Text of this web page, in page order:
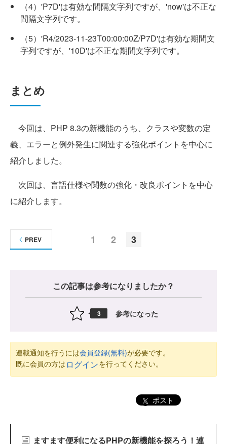
（4）'P7D'は有効な間隔文字列ですが、'now'は不正な
間隔文字列です。
（5）'R4/2023-11-23T00:00:00Z/P7D'は有効な期間文
字列ですが、'10D'は不正な期間文字列です。
まとめ
今回は、PHP 8.3の新機能のうち、クラスや変数の定
義、エラーと例外発生に関連する強化ポイントを中心に
紹介しました。
次回は、言語仕様や関数の強化・改良ポイントを中心
に紹介します。
1 2 3
PREV
この記事は参考になりましたか？
3 参考になった
連載通知を行うには会員登録(無料)が必要です。
既に会員の方は ログインを行ってください。
ポスト
ますます便利になるPHPの新機能を探ろう！連